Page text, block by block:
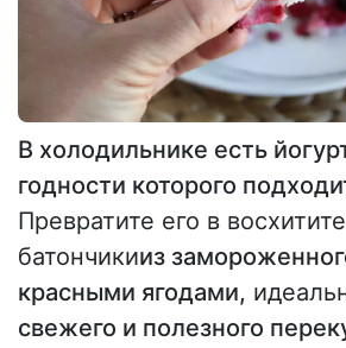
В холодильнике есть
годности которого
Превратите его в
батончикииз
красными ягодами,
свежего и полезного